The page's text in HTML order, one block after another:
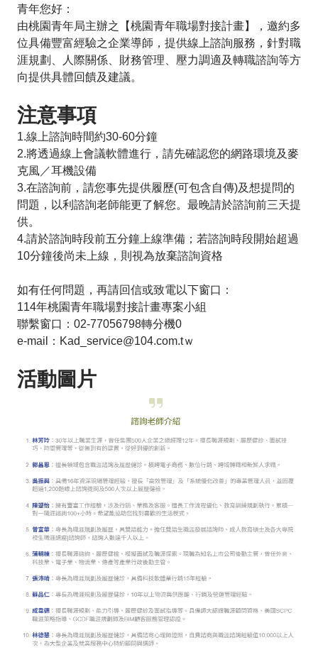
青年您好：
由桃園青年局主辦之【桃園青年職場對接計畫】，邀約多
位具備豐富經驗之企業導師，提供線上諮詢服務，針對職
涯規劃、人際關係、財務管理、壓力調適及轉職諮詢等方
向提供具體回饋及建議。
注意事項
1.線上諮詢時間約30-60分鐘
2.將透過線上會議軟體進行，請先確認您的網路環境及麥
克風／耳機設備
3.在諮詢前，請您事先提供履歷(可包含自傳)及想提問的
問題，以利諮詢老師能更了解您。最晚請於諮詢前三天提
供。
4.請於諮詢時段前五分鐘上線準備；若諮詢時段開始超過
10分鐘後尚未上線，則視為放棄諮詢資格
如有任何問題，再請回信或致電以下窗口：
114年桃園青年職場對接計畫專案小組
聯繫窗口：02-77056798轉分機0
e-mail：Kad_service@104.com.tｗ
活動圖片